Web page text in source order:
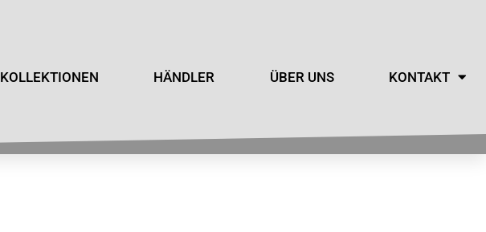
KOLLEKTIONEN HÄNDLER ÜBER UNS KONTAKT